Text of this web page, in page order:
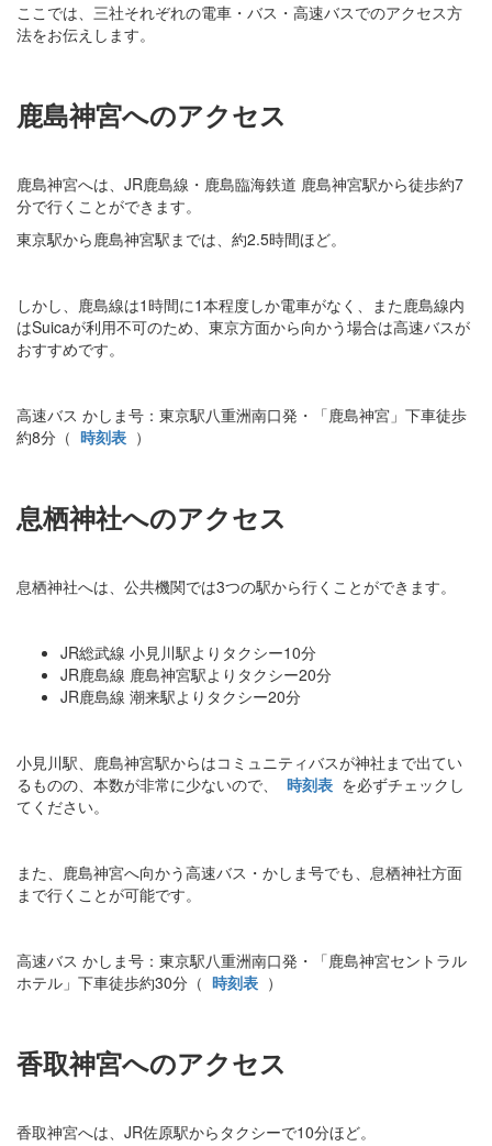
ここでは、三社それぞれの電車・バス・高速バスでのアクセス方
法をお伝えします。
鹿島神宮へのアクセス
鹿島神宮へは、JR鹿島線・鹿島臨海鉄道 鹿島神宮駅から徒歩約7
分で行くことができます。
東京駅から鹿島神宮駅までは、約2.5時間ほど。
しかし、鹿島線は1時間に1本程度しか電車がなく、また鹿島線内
はSuicaが利用不可のため、東京方面から向かう場合は高速バスが
おすすめです。
高速バス かしま号：東京駅八重洲南口発・「鹿島神宮」下車徒歩
約8分（ 時刻表 ）
息栖神社へのアクセス
息栖神社へは、公共機関では3つの駅から行くことができます。
JR総武線 小見川駅よりタクシー10分
JR鹿島線 鹿島神宮駅よりタクシー20分
JR鹿島線 潮来駅よりタクシー20分
小見川駅、鹿島神宮駅からはコミュニティバスが神社まで出てい
るものの、本数が非常に少ないので、 時刻表 を必ずチェックし
てください。
また、鹿島神宮へ向かう高速バス・かしま号でも、息栖神社方面
まで行くことが可能です。
高速バス かしま号：東京駅八重洲南口発・「鹿島神宮セントラル
ホテル」下車徒歩約30分（ 時刻表 ）
香取神宮へのアクセス
香取神宮へは、JR佐原駅からタクシーで10分ほど。